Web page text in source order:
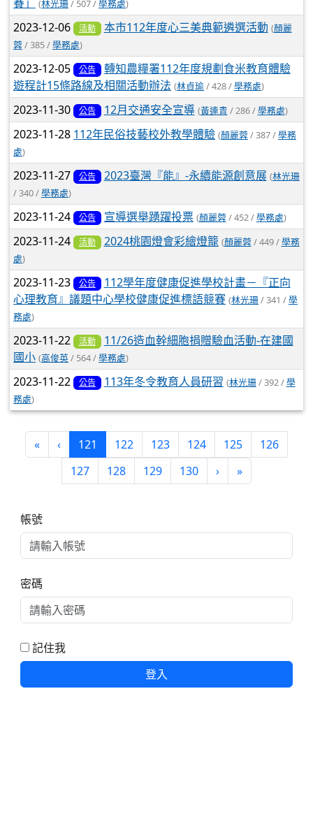
(林光珊/ 507 /學務處)
2023-12-06 活動 本市112年度心三美典範遴選活動 (顏麗
蓉/ 385 /學務處)
2023-12-05 公告
轉知農糧署112年度規劃食米教育體驗
遊程計15條路線及相關活動辦法 (林貞瑜/ 428 /學務處)
2023-11-30 公告 12月交通安全宣導 (黃連青 / 286 /學務處)
2023-11-28 112年民俗技藝校外教學體驗 (顏麗蓉/ 387 /學務
處)
2023-11-27 公告 2023臺灣『能』-永續能源創意展 (林光珊
/ 340 /學務處)
2023-11-24 公告 宣導選舉踴躍投票 (顏麗蓉/ 452 /學務處)
2023-11-24 活動 2024桃園燈會彩繪燈籠 (顏麗蓉/ 449 /學務
處)
2023-11-23 公告
112學年度健康促進學校計畫－『正向
心理教育』議題中心學校健康促進標語競賽 (林光珊/ 341 /學
務處)
2023-11-22 活動
11/26造血幹細胞捐贈驗血活動-在建國
國小 (高俊英/ 564 /學務處)
2023-11-22 公告 113年冬令教育人員研習 (林光珊/ 392 /學
務處)
«第一頁
‹上一頁
121 (目前頁次)
122 123 124 125
126
127
128 129 130 ›下一頁
»最後頁
帳號
密碼
記住我
登入